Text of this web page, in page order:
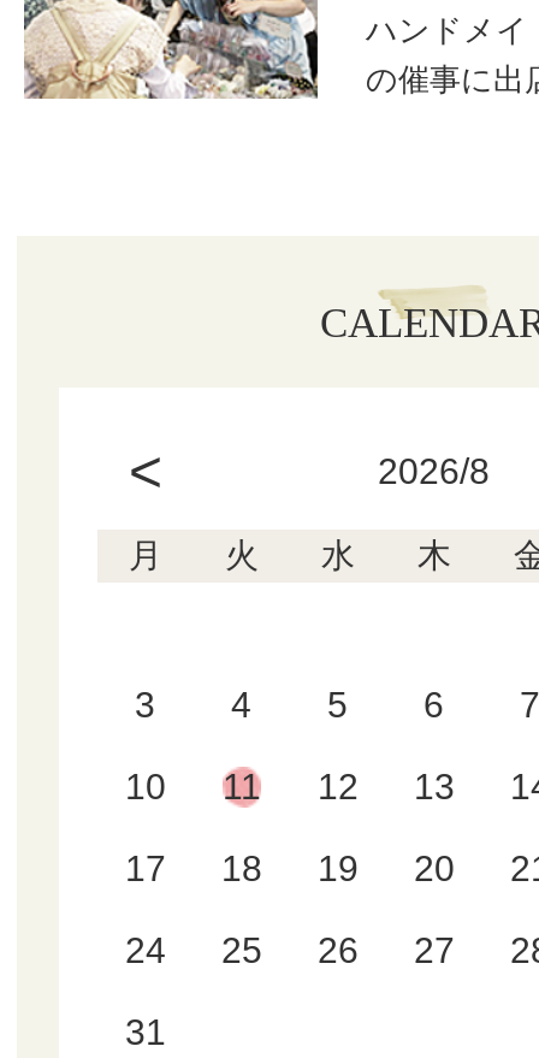
ハンドメイ
の催事に出
< 2026/8
月 火 水 木
3 4 5 6 7
10 11 12 13
17 18 19 20
24 25 26 27
31